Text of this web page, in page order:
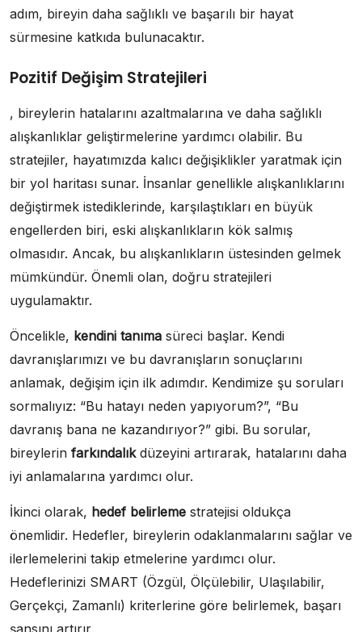
adım, bireyin daha sağlıklı ve başarılı bir hayat
sürmesine katkıda bulunacaktır.
Pozitif Değişim Stratejileri
, bireylerin hatalarını azaltmalarına ve daha sağlıklı
alışkanlıklar geliştirmelerine yardımcı olabilir. Bu
stratejiler, hayatımızda kalıcı değişiklikler yaratmak için
bir yol haritası sunar. İnsanlar genellikle alışkanlıklarını
değiştirmek istediklerinde, karşılaştıkları en büyük
engellerden biri, eski alışkanlıkların kök salmış
olmasıdır. Ancak, bu alışkanlıkların üstesinden gelmek
mümkündür. Önemli olan, doğru stratejileri
uygulamaktır.
Öncelikle, kendini tanıma süreci başlar. Kendi
davranışlarımızı ve bu davranışların sonuçlarını
anlamak, değişim için ilk adımdır. Kendimize şu soruları
sormalıyız: “Bu hatayı neden yapıyorum?”, “Bu
davranış bana ne kazandırıyor?” gibi. Bu sorular,
bireylerin farkındalıkdüzeyini artırarak, hatalarını daha
iyi anlamalarına yardımcı olur.
İkinci olarak, hedef belirleme stratejisi oldukça
önemlidir. Hedefler, bireylerin odaklanmalarını sağlar ve
ilerlemelerini takip etmelerine yardımcı olur.
Hedeflerinizi SMART (Özgül, Ölçülebilir, Ulaşılabilir,
Gerçekçi, Zamanlı) kriterlerine göre belirlemek, başarı